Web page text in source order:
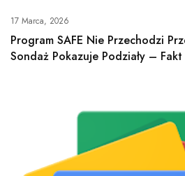
17 Marca, 2026
Program SAFE Nie Przechodzi
Sondaż Pokazuje Podziały – Fakt